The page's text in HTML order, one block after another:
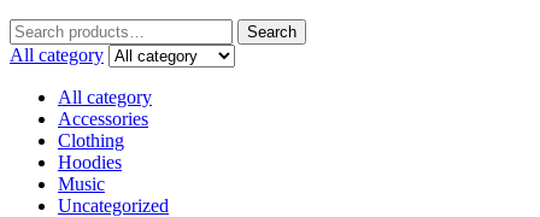
Search
All category
All category
Accessories
Clothing
Hoodies
Music
Uncategorized